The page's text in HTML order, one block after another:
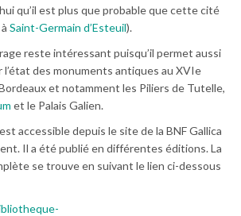
qu’il est plus que probable que cette cité
Saint-Germain d’Esteuil).
reste intéressant puisqu’il permet aussi
l’état des monuments antiques au XVIe
et notamment les Piliers de Tutelle,
et le Palais Galien.
accessible depuis le site de la BNF Gallica
Il a été publié en différentes éditions. La
se trouve en suivant le lien ci-dessous